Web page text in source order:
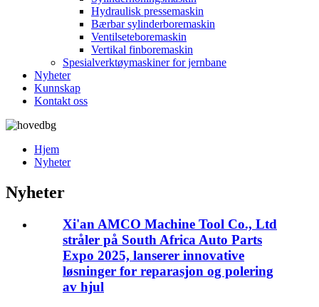
Hydraulisk pressemaskin
Bærbar sylinderboremaskin
Ventilseteboremaskin
Vertikal finboremaskin
Spesialverktøymaskiner for jernbane
Nyheter
Kunnskap
Kontakt oss
Hjem
Nyheter
Nyheter
Xi'an AMCO Machine Tool Co., Ltd
stråler på South Africa Auto Parts
Expo 2025, lanserer innovative
løsninger for reparasjon og polering
av hjul